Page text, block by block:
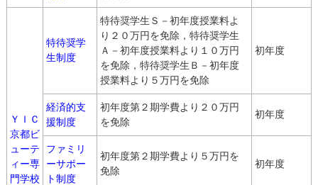
ＹＩＣ
京都ビ
ューテ
ィー専
門学校
特待奨学
生制度
特待奨学生Ｓ－初年度授業料よ
り２０万円を免除，特待奨学生
Ａ－初年度授業料より１０万円
を免除，特待奨学生Ｂ－初年度
授業料より５万円を免除
初年度
経済的支
援制度
初年度第２期学費より２０万円
を免除
初年度
ファミリ
ーサポー
ト制度
初年度第２期学費より５万円を
免除
初年度